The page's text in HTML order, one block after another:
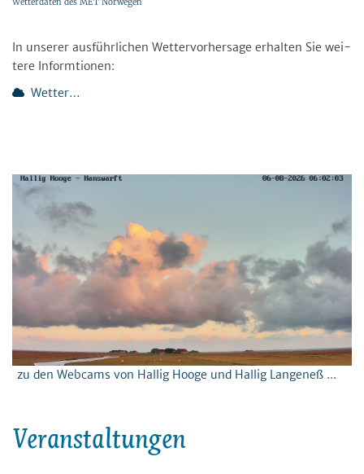
Wetterdaten des MET Norwegen
In un­se­rer aus­führ­li­chen Wet­ter­vor­her­sa­ge er­hal­ten Sie wei­
te­re In­form­tio­nen:
Wet­ter…
zu den Webcams von Hallig Hooge und Hallig Langeneß ...
Veranstaltungen